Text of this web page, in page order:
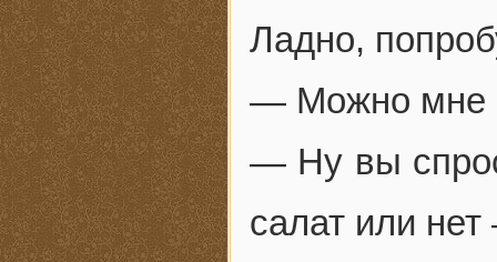
Ладно,
— Можно мне
— Ну вы
салат или